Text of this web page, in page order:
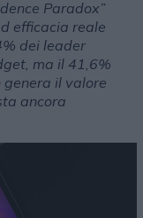
Paradox”
efficacia reale
dei leader
ma il 41,6%
il valore
ancora